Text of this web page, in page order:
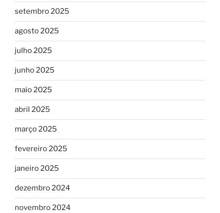
setembro 2025
agosto 2025
julho 2025
junho 2025
maio 2025
abril 2025
março 2025
fevereiro 2025
janeiro 2025
dezembro 2024
novembro 2024